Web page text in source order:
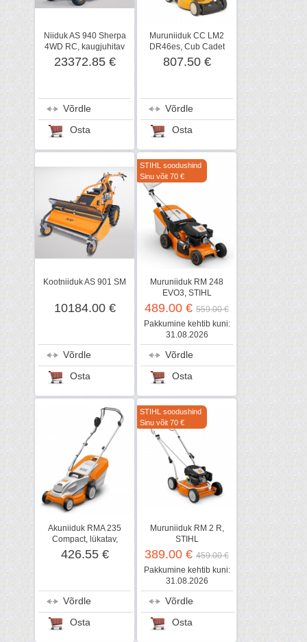
Niiduk AS 940 Sherpa
4WD RC, kaugjuhitav
23372.85 €
Võrdle
Osta
Muruniiduk CC LM2
DR46es, Cub Cadet
807.50 €
Võrdle
Osta
Kootniiduk AS 901 SM
10184.00 €
Võrdle
Osta
STIHL soodushind
Sinu võit 70 €
Muruniiduk RM 248
EVO3, STIHL
489.00 € 559.00 €
Pakkumine kehtib kuni:
31.08.2026
Võrdle
Osta
Akuniiduk RMA 235
Compact, lükatav,
komplekt, STIHL
426.55 €
Võrdle
Osta
STIHL soodushind
Sinu võit 70 €
Muruniiduk RM 2 R,
STIHL
389.00 € 459.00 €
Pakkumine kehtib kuni:
31.08.2026
Võrdle
Osta